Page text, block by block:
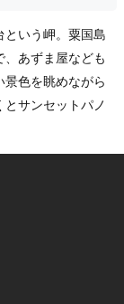
という岬。粟国島
あずま屋なども
色を眺めながら
サンセットパノ